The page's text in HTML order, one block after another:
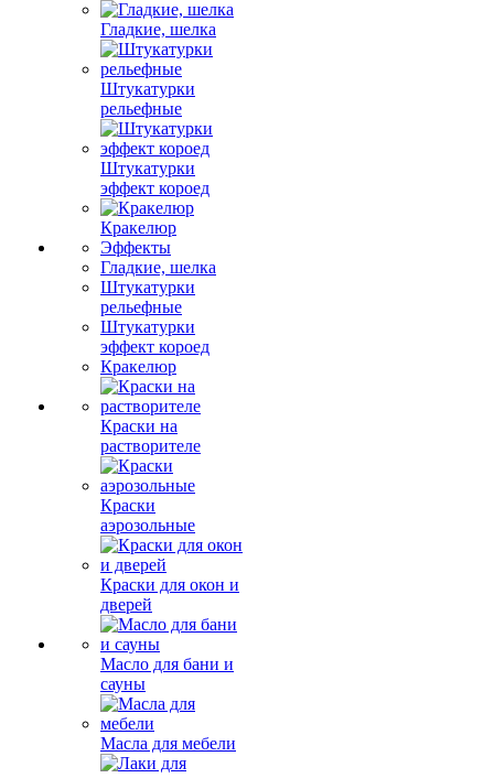
Гладкие, шелка
Штукатурки
рельефные
Штукатурки
эффект короед
Кракелюр
Эффекты
Гладкие, шелка
Штукатурки
рельефные
Штукатурки
эффект короед
Кракелюр
Краски на
растворителе
Краски
аэрозольные
Краски для окон и
дверей
Масло для бани и
сауны
Масла для мебели